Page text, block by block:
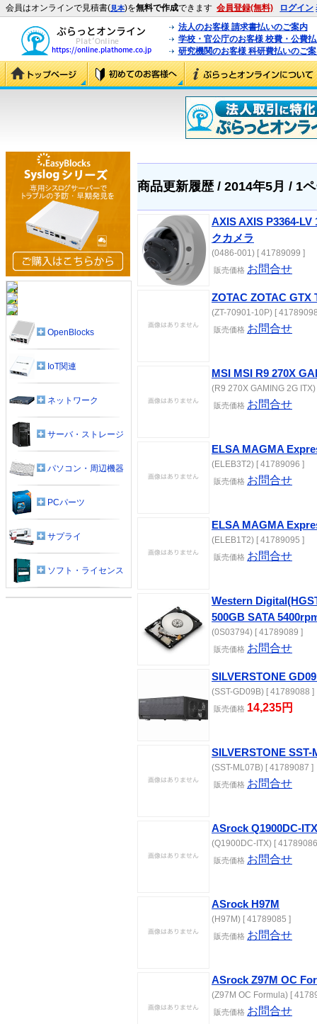
会員はオンラインで見積書(見本)を無料で作成できます 会員登録(無料) ログイン
法人のお客様 請求書払いのご案内
学校・官公庁のお客様 校費・公費
研究機関のお客様 科研費払いのご
商品更新履歴 / 2014年5月 / 1
AXIS AXIS P3364-LV
クカメラ
(0486-001) [ 41789099 ]
販売価格 お問合せ
ZOTAC ZOTAC GTX
(ZT-70901-10P) [
販売価格 お問合せ
MSI MSI R9 270X
(R9 270X GAMING 2G
販売価格 お問合せ
ELSA MAGMA
(ELEB3T2) [ 41789096 ]
販売価格 お問合せ
ELSA MAGMA
(ELEB1T2) [ 41789095 ]
販売価格 お問合せ
Western
500GB SATA
(0S03794) [ 41789089 ]
販売価格 お問合せ
SILVERSTONE
(SST-GD09B) [ 41789088 ]
販売価格 14,235円
SILVERSTONE SST-
(SST-ML07B) [ 41789087 ]
販売価格 お問合せ
ASrock Q1900DC-ITX
(Q1900DC-ITX) [
販売価格 お問合せ
ASrock H97M
(H97M) [ 41789085 ]
販売価格 お問合せ
ASrock Z97M OC
(Z97M OC Formula) [
販売価格 お問合せ
OpenBlocks
IoT関連
ネットワーク
サーバ・ストレージ
パソコン・周辺機器
PCパーツ
サプライ
ソフト・ライセンス